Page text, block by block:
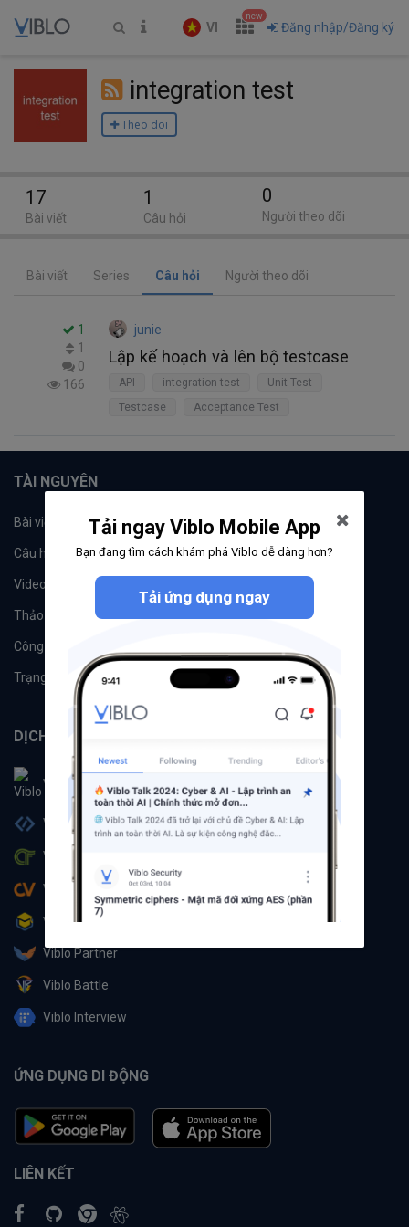
VI
new
Đăng nhập/Đăng ký
integration test
Theo dõi
Bài viết Series Câu hỏi Người theo dõi
1
1
0
166
junie
Lập kế hoạch và lên bộ testcase
API integration test
Unit Test
Testcase
Acceptance Test
17
Bài viết
1
Câu hỏi
0
Người theo dõi
TÀI NGUYÊN
Bài viết Tổ chức
Câu hỏi Tags
Videos
Thảo luận
Công cụ
Trạng thái hệ thống
DỊCH VỤ
Viblo
Viblo Code
Viblo CTF
Viblo CV
Viblo Learning
Viblo Partner
Viblo Battle
Viblo Interview
ỨNG DỤNG DI ĐỘNG
LIÊN KẾT
Tải ngay Viblo Mobile App
Bạn đang tìm cách khám phá Viblo dễ dàng hơn?
Tải ứng dụng ngay